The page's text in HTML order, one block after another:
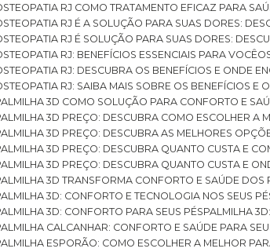
OSTEOPATIA RJ COMO TRATAMENTO EFICAZ PARA
OSTEOPATIA RJ É A SOLUÇÃO PARA SUAS DORES:
OSTEOPATIA RJ É SOLUÇÃO PARA SUAS DORES:
OSTEOPATIA RJ: BENEFÍCIOS ESSENCIAIS PARA VOCÊ
OSTEOPATIA RJ: DESCUBRA OS BENEFÍCIOS E ONDE
OSTEOPATIA RJ: SAIBA MAIS SOBRE OS BENEFÍCIOS
PALMILHA 3D COMO SOLUÇÃO PARA CONFORTO E
PALMILHA 3D PREÇO: DESCUBRA COMO ESCOLHER
PALMILHA 3D PREÇO: DESCUBRA AS MELHORES
PALMILHA 3D PREÇO: DESCUBRA QUANTO CUSTA E
PALMILHA 3D PREÇO: DESCUBRA QUANTO CUSTA E
PALMILHA 3D TRANSFORMA CONFORTO E SAÚDE
PALMILHA 3D: CONFORTO E TECNOLOGIA NOS SEUS
PALMILHA 3D: CONFORTO PARA SEUS PÉS
PALMILHA
PALMILHA CALCANHAR: CONFORTO E SAÚDE PARA
PALMILHA ESPORÃO: COMO ESCOLHER A MELHOR